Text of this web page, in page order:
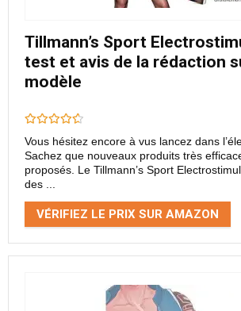
Tillmann’s Sport
test et avis de la rédaction
modèle
Vous hésitez encore à vus lancez dans
Sachez que nouveaux produits très
proposés. Le Tillmann’s Sport
des ...
VÉRIFIEZ LE PRIX SUR AMAZON